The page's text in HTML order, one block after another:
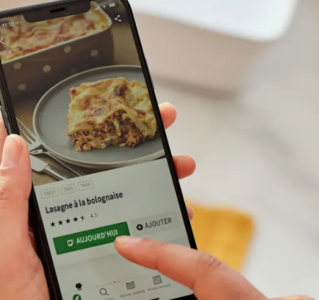
Des ingrédients simples !
Autour du monde avec
Cookidoo®